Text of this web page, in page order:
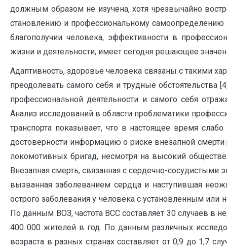
должным образом не изучена, хотя чрезвычайно
становлению и профессиональному
благополучии человека, эффективности в
жизни и деятельности, имеет сегодня решающее
Адаптивность, здоровье человека связаны с такими
преодолевать самого себя и трудные
профессиональной деятельности и самого себя
Анализ исследований в области проблематики
транспорта показывает, что в настоящее время
достоверности информацию о риске внезапной
локомотивных бригад, несмотря на высокий
Внезапная смерть, связанная с сердечно-сосудистыми
вызванная заболеванием сердца и наступившая
острого заболевания у человека с установленным
По данным ВОЗ, частота ВСС составляет 30 случаев в
400 000 жителей в год. По данным различных
возраста в разных странах составляет от 0,9 до 1,7